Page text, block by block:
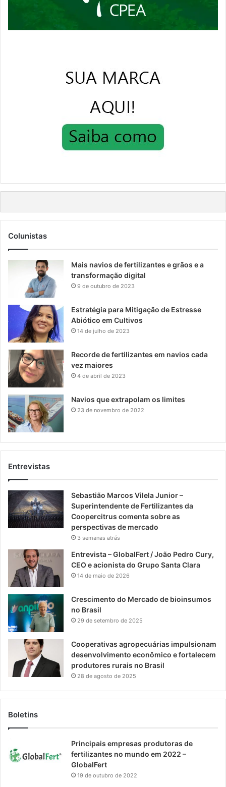
Colunistas
Mais navios de fertilizantes e grãos e a
transformação digital
9 de outubro de 2023
Estratégia para Mitigação de Estresse
Abiótico em Cultivos
14 de julho de 2023
Recorde de fertilizantes em navios cada
vez maiores
4 de abril de 2023
Navios que extrapolam os limites
23 de novembro de 2022
Entrevistas
Sebastião Marcos Vilela Junior –
Superintendente de Fertilizantes da
Coopercitrus comenta sobre as
perspectivas de mercado
3 semanas atrás
Entrevista – GlobalFert / João Pedro Cury,
CEO e acionista do Grupo Santa Clara
14 de maio de 2026
Crescimento do Mercado de bioinsumos
no Brasil
29 de setembro de 2025
Cooperativas agropecuárias impulsionam
desenvolvimento econômico e fortalecem
produtores rurais no Brasil
28 de agosto de 2025
Boletins
Principais empresas produtoras de
fertilizantes no mundo em 2022 –
GlobalFert
19 de outubro de 2022